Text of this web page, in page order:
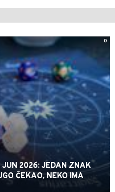
0
JUN 2026: JEDAN ZNAK
ČEKAO, NEKO IMA